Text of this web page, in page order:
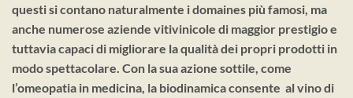
questi si contano naturalmente i domaines più famosi, ma
anche numerose aziende vitivinicole di maggior prestigio e
tuttavia capaci di migliorare la qualità dei propri prodotti in
modo spettacolare. Con la sua azione sottile, come
l’omeopatia in medicina, la biodinamica consente al vino di